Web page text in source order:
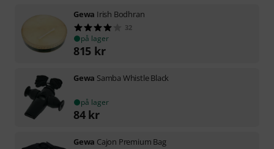
Gewa Irish Bodhran
32
på lager
815 kr
Gewa Samba Whistle Black
på lager
84 kr
Gewa Cajon Premium Bag